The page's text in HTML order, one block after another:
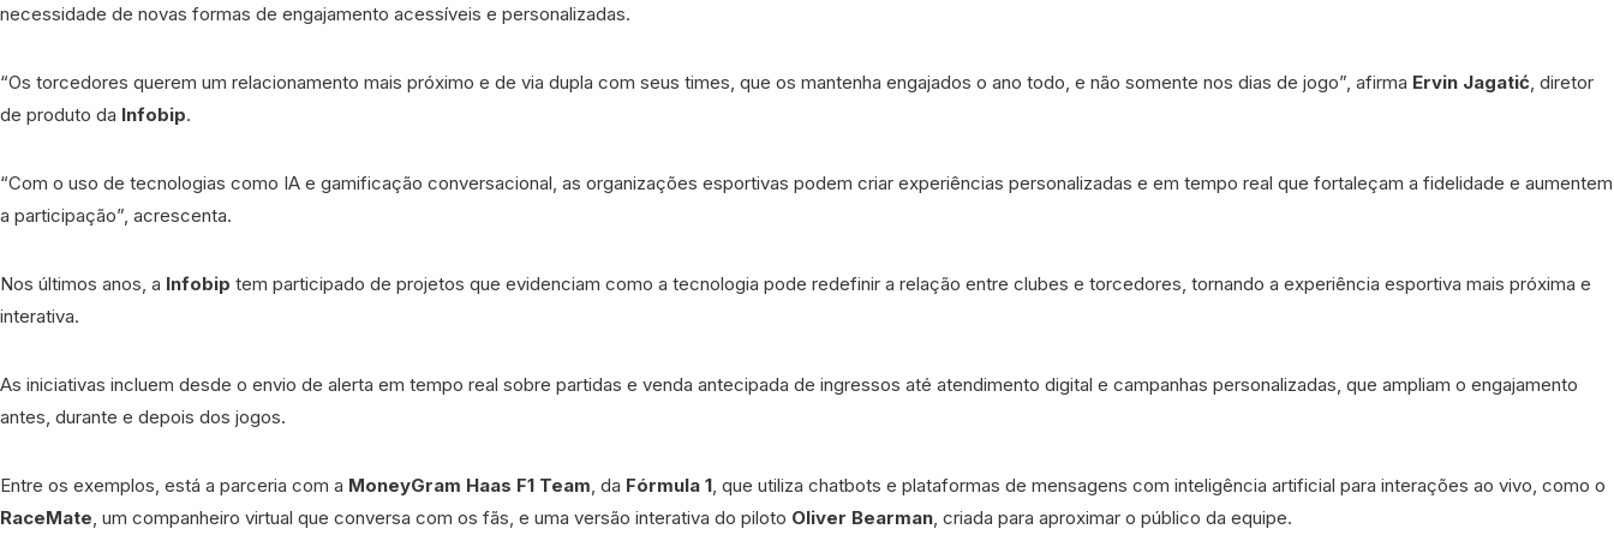
necessidade de novas formas de engajamento acessíveis e personalizadas.
“Os torcedores querem um relacionamento mais próximo e de via dupla com seus times, que os mantenha engajados o ano todo, e não somente nos dias de jogo”, afirma Ervin Jagatić, diretor
de produto da Infobip.
“Com o uso de tecnologias como IA e gamificação conversacional, as organizações esportivas podem criar experiências personalizadas e em tempo real que fortaleçam a fidelidade e aumentem
a participação”, acrescenta.
Nos últimos anos, a Infobip tem participado de projetos que evidenciam como a tecnologia pode redefinir a relação entre clubes e torcedores, tornando a experiência esportiva mais próxima e
interativa.
As iniciativas incluem desde o envio de alerta em tempo real sobre partidas e venda antecipada de ingressos até atendimento digital e campanhas personalizadas, que ampliam o engajamento
antes, durante e depois dos jogos.
Entre os exemplos, está a parceria com a MoneyGram Haas F1 Team, da Fórmula 1, que utiliza chatbots e plataformas de mensagens com inteligência artificial para interações ao vivo, como o
RaceMate, um companheiro virtual que conversa com os fãs, e uma versão interativa do piloto Oliver Bearman, criada para aproximar o público da equipe.